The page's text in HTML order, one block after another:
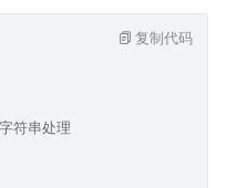
串处理
复制代码